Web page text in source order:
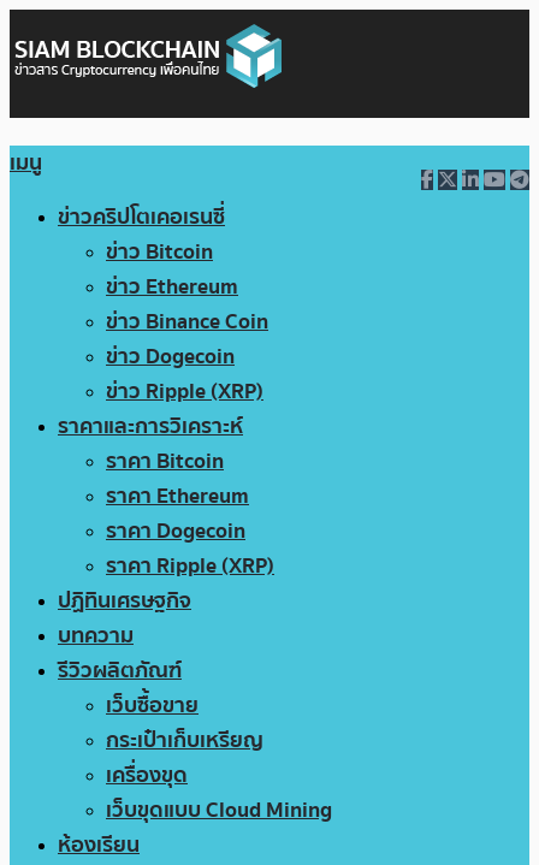
เมนู
ข่าวคริปโตเคอเรนซี่
ข่าว Bitcoin
ข่าว Ethereum
ข่าว Binance Coin
ข่าว Dogecoin
ข่าว Ripple (XRP)
ราคาและการวิเคราะห์
ราคา Bitcoin
ราคา Ethereum
ราคา Dogecoin
ราคา Ripple (XRP)
ปฏิทินเศรษฐกิจ
บทความ
รีวิวผลิตภัณฑ์
เว็บซื้อขาย
กระเป๋าเก็บเหรียญ
เครื่องขุด
เว็บขุดแบบ Cloud Mining
ห้องเรียน